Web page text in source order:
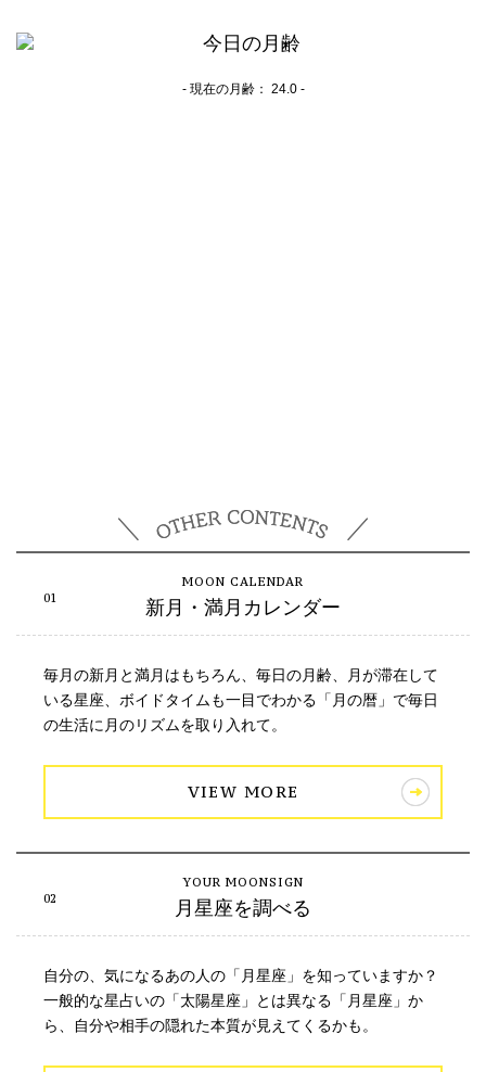
- 現在の月齢： 24.0 -
新月・満月カレンダー
毎月の新月と満月はもちろん、毎日の月齢、月が滞在して
いる星座、ボイドタイムも一目でわかる「月の暦」で毎日
の生活に月のリズムを取り入れて。
VIEW MORE
月星座を調べる
自分の、気になるあの人の「月星座」を知っていますか？
一般的な星占いの「太陽星座」とは異なる「月星座」か
ら、自分や相手の隠れた本質が見えてくるかも。